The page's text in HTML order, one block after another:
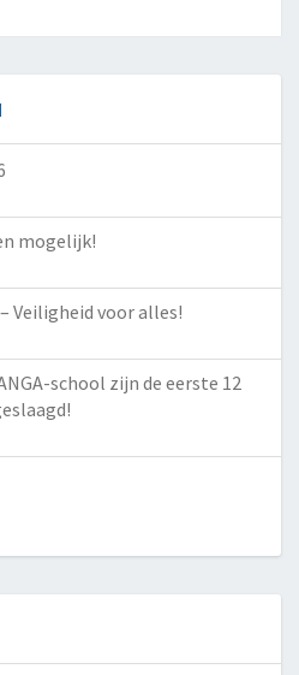
mogelijk!
Veiligheid voor alles!
school zijn de eerste 12